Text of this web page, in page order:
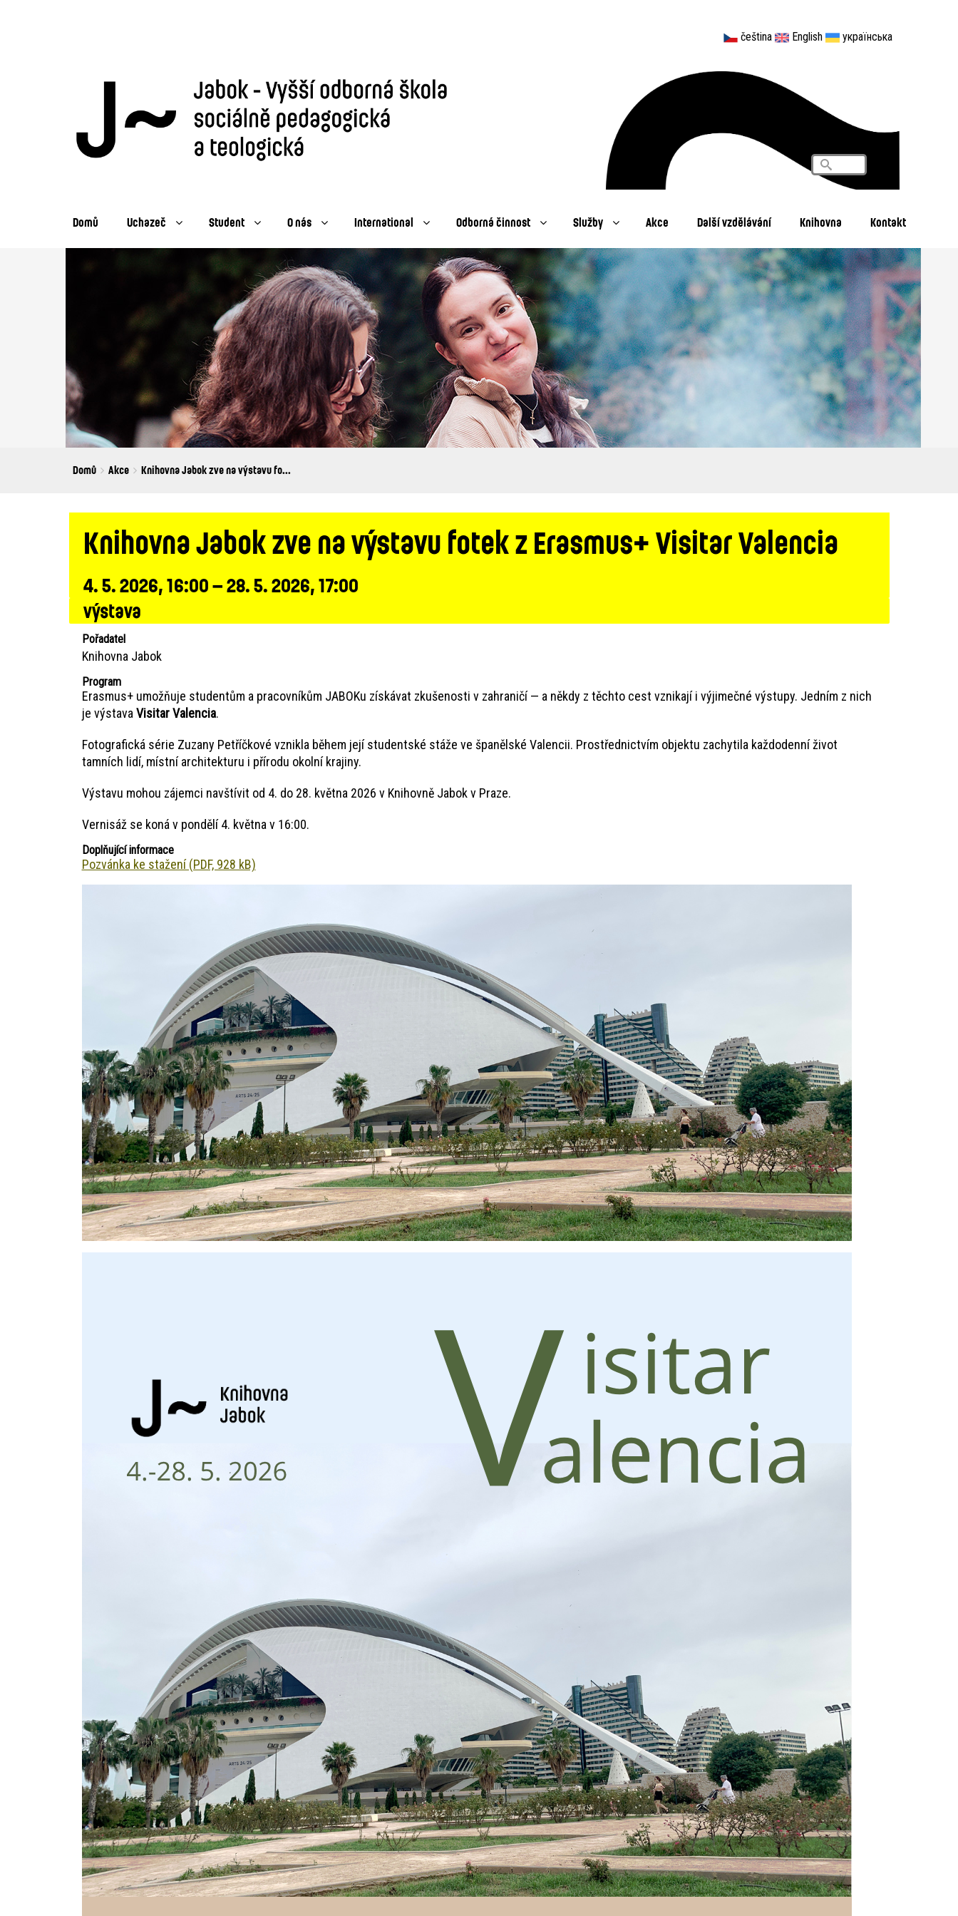
čeština English українська
Vyhledávání
Search
Domů Uchazeč Student O nás International Odborná činnost Služby Akce Další vzdělávání Knihovna Kontakt
Breadcrumbs
You
Domů Akce Knihovna Jabok zve na výstavu fo...
Knihovna Jabok zve na výstavu fotek z Erasmus+ Visitar Valencia
4. 5. 2026, 16:00 – 28. 5. 2026, 17:00
výstava
Pořadatel
Knihovna Jabok
Program
Erasmus+ umožňuje studentům a pracovníkům JABOKu získávat zkušenosti v zahraničí — a někdy z těchto cest vznikají i výjimečné výstupy. Jedním z nich
je výstava Visitar Valencia.
Fotografická série Zuzany Petříčkové vznikla během její studentské stáže ve španělské Valencii. Prostřednictvím objektu zachytila každodenní život
tamních lidí, místní architekturu i přírodu okolní krajiny.
Výstavu mohou zájemci navštívit od 4. do 28. května 2026 v Knihovně Jabok v Praze.
Vernisáž se koná v pondělí 4. května v 16:00.
Doplňující informace
Pozvánka ke stažení (PDF, 928 kB)